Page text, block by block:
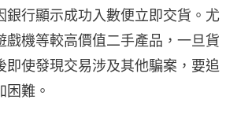
銀行顯示成功入數便立即交貨。尤
戲機等較高價值二手產品，一旦貨
即使發現交易涉及其他騙案，要追
困難。